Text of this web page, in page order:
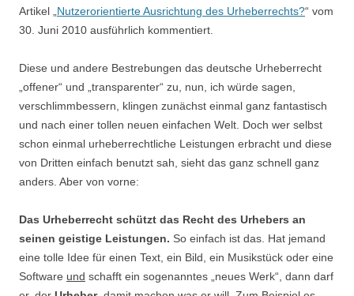
Artikel „ Nutzerorientierte Ausrichtung des Urheberrechts?“ vom
30. Juni 2010 ausführlich kommentiert.
Diese und andere Bestrebungen das deutsche Urheberrecht
„offener“ und „transparenter“ zu, nun, ich würde sagen,
verschlimmbessern, klingen zunächst einmal ganz fantastisch
und nach einer tollen neuen einfachen Welt. Doch wer selbst
schon einmal urheberrechtliche Leistungen erbracht und diese
von Dritten einfach benutzt sah, sieht das ganz schnell ganz
anders. Aber von vorne:
Das Urheberrecht schützt das Recht des Urhebers an
seinen geistige Leistungen. So einfach ist das. Hat jemand
eine tolle Idee für einen Text, ein Bild, ein Musikstück oder eine
Software und schafft ein sogenanntes „neues Werk“, dann darf